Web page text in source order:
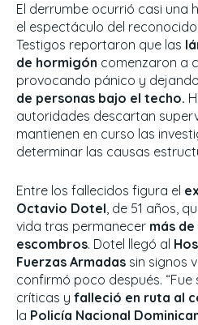
El derrumbe ocurrió casi una
el espectáculo del
Testigos reportaron que las
de hormigón comenzaron a
provocando pánico y dejando
de personas bajo el techo.
autoridades descartan
mantienen en curso las
determinar las causas
Entre los fallecidos figura el
Octavio Dotel, de 51 años,
vida tras permanecer más de
escombros. Dotel llegó al
Fuerzas Armadas sin signos
confirmó poco después.
críticas y falleció en ruta al
la Policía Nacional